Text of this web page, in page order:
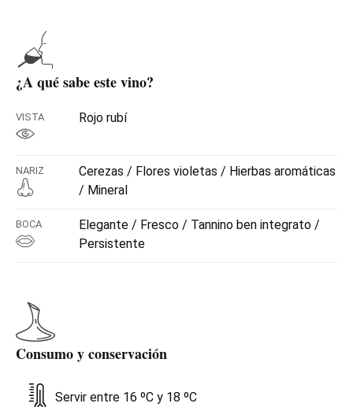
¿A qué sabe este vino?
VISTA Rojo rubí
NARIZ
Cerezas / Flores violetas / Hierbas aromáticas
/ Mineral
BOCA
Elegante / Fresco / Tannino ben integrato /
Persistente
Consumo y conservación
Servir entre 16 ºC y 18 ºC